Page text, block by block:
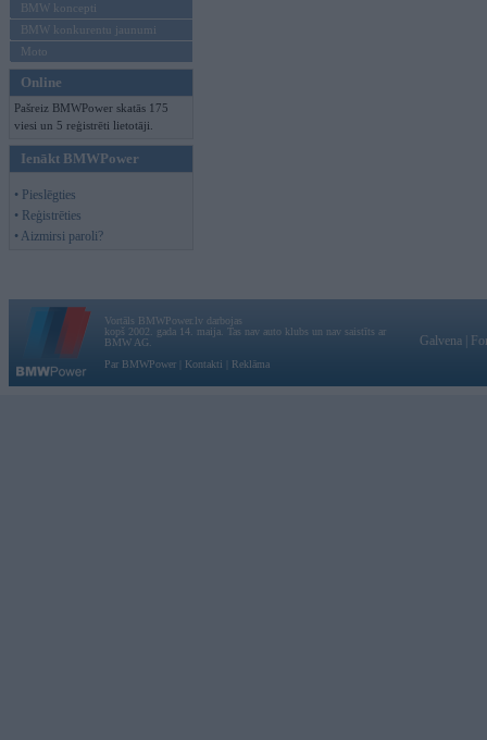
BMW koncepti
BMW konkurentu jaunumi
Moto
Online
Pašreiz BMWPower skatās 175
viesi un 5 reģistrēti lietotāji.
Ienākt BMWPower
• Pieslēgties
• Reģistrēties
• Aizmirsi paroli?
Vortāls BMWPower.lv darbojas
kopš 2002. gada 14. maija. Tas nav auto klubs un nav saistīts ar
BMW AG.
Par BMWPower
Kontakti Reklāma
Galvena